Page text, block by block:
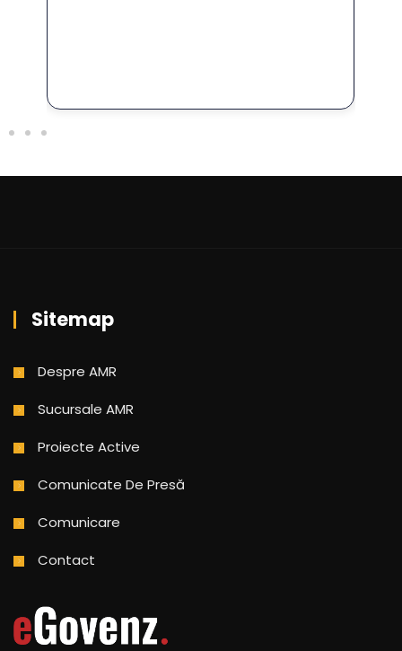
Sitemap
Despre AMR
Sucursale AMR
Proiecte Active
Comunicate De Presă
Comunicare
Contact